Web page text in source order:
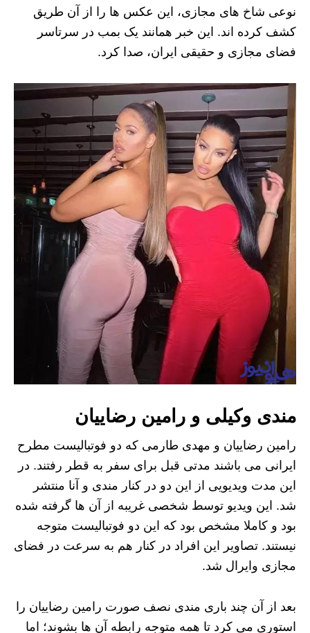
نوعی شاخ های مجازی، این عکس ها را از آن طریق
کشف کرده اند. این خبر همانند یک بمب در سرتاسر
فضای مجازی و حقیقی ایران، صدا کرد.
مندی وکیلی و رامین رضاییان
رامین رضاییان و مهدی طارمی که دو فوتبالیست مطرح
ایرانی می باشند مدتی قبل برای سفر به قطر رفتند. در
این مدت ویدیویی از این دو در کنار مندی و آنا منتشر
شد. این ویدیو توسط شخصی غریبه از آن ها گرفته شده
بود و کاملا مشخص بود که این دو فوتبالیست متوجه
نیستند. تصاویر این افراد در کنار هم به سرعت در فضای
مجازی وایرال شد.
بعد از آن چند باری مندی نصف صورت رامین رضاییان را
استوری می کرد تا همه متوجه رابطه آن ها بشوند؛ اما